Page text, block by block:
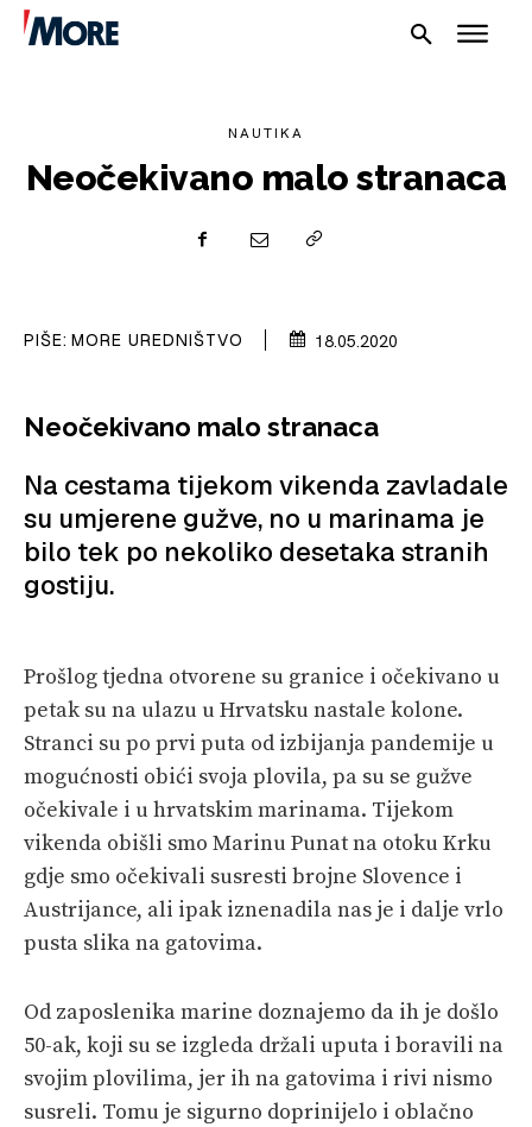
PLOVILA
SPIZA
VELIKE PRIČE
PRETPLATA
SHOP
NAUTIKA
Neočekivano malo stranaca
PIŠE: MORE UREDNIŠTVO 18.05.2020
Neočekivano malo stranaca
Na cestama tijekom vikenda zavladale
su umjerene gužve, no u marinama je
bilo tek po nekoliko desetaka stranih
gostiju.
Prošlog tjedna otvorene su granice i očekivano u
petak su na ulazu u Hrvatsku nastale kolone.
Stranci su po prvi puta od izbijanja pandemije u
mogućnosti obići svoja plovila, pa su se gužve
očekivale i u hrvatskim marinama. Tijekom
vikenda obišli smo Marinu Punat na otoku Krku
gdje smo očekivali susresti brojne Slovence i
Austrijance, ali ipak iznenadila nas je i dalje vrlo
pusta slika na gatovima.
Od zaposlenika marine doznajemo da ih je došlo
50-ak, koji su se izgleda držali uputa i boravili na
svojim plovilima, jer ih na gatovima i rivi nismo
susreli. Tomu je sigurno doprinijelo i oblačno